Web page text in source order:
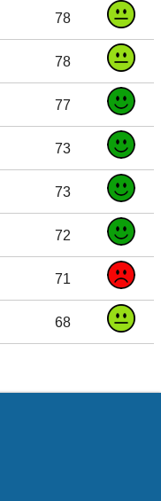
78
78
77
73
73
72
71
68